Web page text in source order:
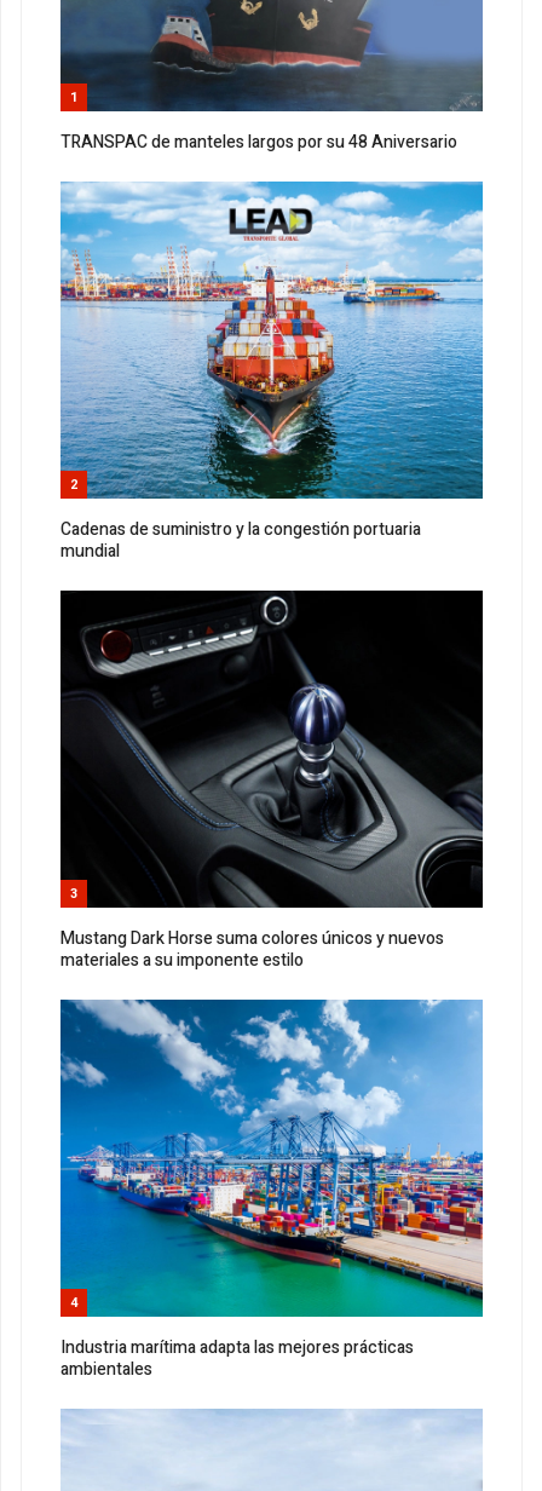
1
TRANSPAC de manteles largos por su 48 Aniversario
2
Cadenas de suministro y la congestión portuaria
mundial
3
Mustang Dark Horse suma colores únicos y nuevos
materiales a su imponente estilo
4
Industria marítima adapta las mejores prácticas
ambientales